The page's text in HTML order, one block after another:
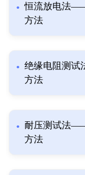
恒流放电法
方法
绝缘电阻测
方法
耐压测试法
方法